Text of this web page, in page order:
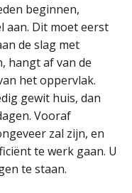
beginnen,
aan. Dit moet eerst
de slag met
hangt af van de
het oppervlak.
gewit huis, dan
Vooraf
zal zijn, en
te werk gaan. U
te staan.